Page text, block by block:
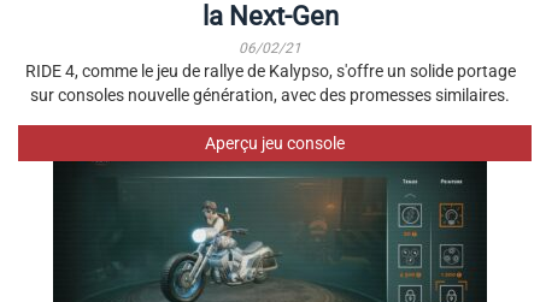
la Next-Gen
06/02/21
RIDE 4, comme le jeu de rallye de Kalypso, s'offre un solide portage
sur consoles nouvelle génération, avec des promesses similaires.
Aperçu jeu console